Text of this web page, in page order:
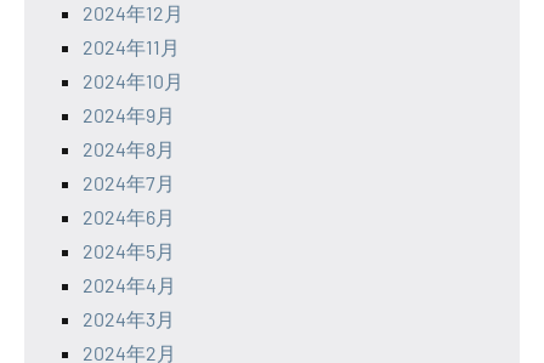
2024年12月
2024年11月
2024年10月
2024年9月
2024年8月
2024年7月
2024年6月
2024年5月
2024年4月
2024年3月
2024年2月